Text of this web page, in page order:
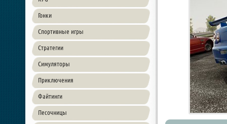
Гонки
Спортивные игры
Стратегии
Симуляторы
Приключения
Файтинги
Песочницы